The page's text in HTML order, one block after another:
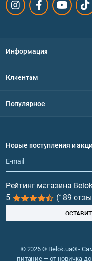
Информация
Политика
Обмен и возврат
Клиентам
Популярное
Протеин
Гейнеры
Витамины и минералы
Рыбий жир, жирные
Новые поступления и
Рейтинг магазина
5
(189
© 2026 © Belok.ua® -
питание — от новичка